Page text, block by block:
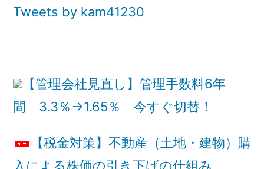
Tweets by kam41230
【管理会社見直し】管理手数料6年
間 3.3％→1.65％ 今すぐ切替！
【税金対策】不動産（土地・建物）購
入による株価の引き下げの仕組み